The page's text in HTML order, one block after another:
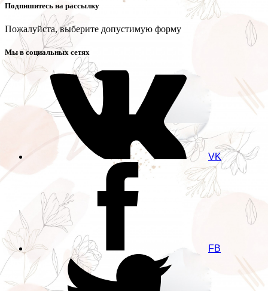
Подпишитесь на рассылку
Пожалуйста, выберите допустимую форму
Мы в социальных сетях
VK
FB